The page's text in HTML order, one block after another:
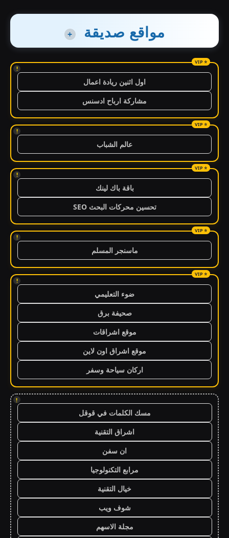
مواقع صديقة +
!
اول اثنين ريادة اعمال
مشاركة ارباح ادسنس
!
عالم الشباب
!
باقة باك لينك
تحسين محركات البحث SEO
!
ماسنجر المسلم
!
ضوء التعليمي
صحيفة برق
موقع اشراقات
موقع اشراق اون لاين
اركان سياحة وسفر
!
مسك الكلمات في قوقل
اشراق التقنية
ان سفن
مرابع التكنولوجيا
خيال التقنية
شوف ويب
مجلة الاسهم